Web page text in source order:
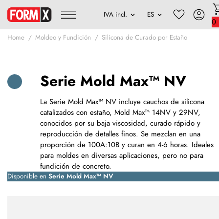
0
Home Moldeo y Fundición Silicona de Curado por Estaño
Serie Mold Max™ NV
La Serie Mold Max™ NV incluye cauchos de silicona
catalizados con estaño, Mold Max™ 14NV y 29NV,
conocidos por su baja viscosidad, curado rápido y
reproducción de detalles finos. Se mezclan en una
proporción de 100A:10B y curan en 4-6 horas. Ideales
para moldes en diversas aplicaciones, pero no para
fundición de concreto.
Disponible en Serie Mold Max™ NV